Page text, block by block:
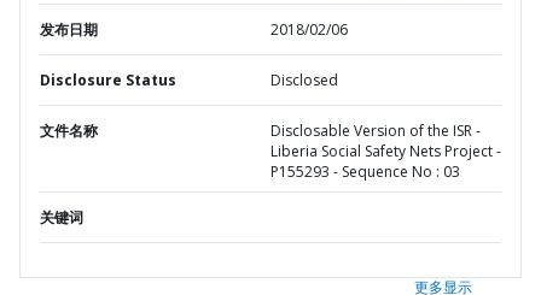
发布日期 2018/02/06
Disclosure Status Disclosed
文件名称
Disclosable Version of the ISR -
Liberia Social Safety Nets Project -
P155293 - Sequence No : 03
关键词
更多显示